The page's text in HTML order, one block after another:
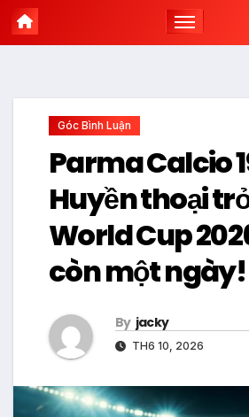
Góc Bình Luận
Parma Calcio
Huyền thoại
World Cup
còn một ngày!
By jacky
TH6 10, 2026